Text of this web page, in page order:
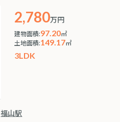
2,780万円
建物面積:97.20㎡
土地面積:149.17㎡
3LDK
福山駅